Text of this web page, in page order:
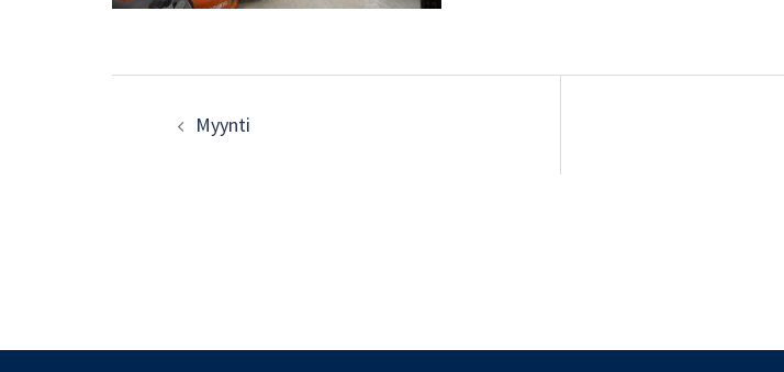
navigation
Myynti